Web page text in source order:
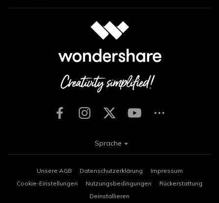
Unsere AGB Datenschutzerklärung
Impressum
Cookie-Einstellungen
Nutzungsbedingungen
Rückerstattung
Deinstallieren
Sprache